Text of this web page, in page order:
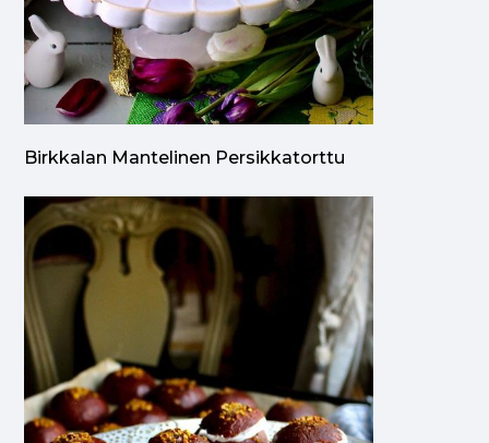
Birkkalan Mantelinen Persikkatorttu